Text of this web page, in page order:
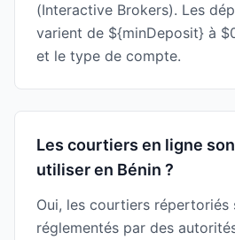
(Interactive Brokers). Les
varient de ${minDeposit} à
et le type de compte.
Les courtiers en ligne
utiliser en Bénin ?
Oui, les courtiers répertoriés
réglementés par des